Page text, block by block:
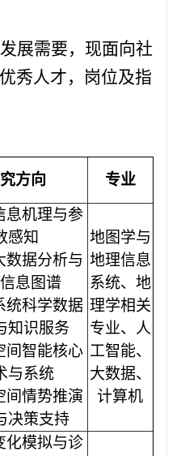
展需要，现面向社
秀人才，岗位及指
方向 专业
息机理与参
感知
数据分析与
息图谱
统科学数据
知识服务
间智能核心
与系统
间情势推演
决策支持
地图学与
地理信息
系统、地
理学相关
专业、人
工智能、
大数据、
计算机
化模拟与诊